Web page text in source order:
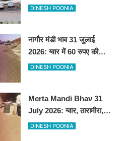
हटाकर बनेगा 'आई लव सिरसा'
DINESH POONIA
नागौर मंडी भाव 31 जुलाई
2026: ग्वार में 60 रुपए की
तेजी, अन्य फसलों के भाव रहे
DINESH POONIA
Merta Mandi Bhav 31
July 2026: ग्वार, तारामीरा,
असालिया में तेजी, चना, सुवा,
DINESH POONIA